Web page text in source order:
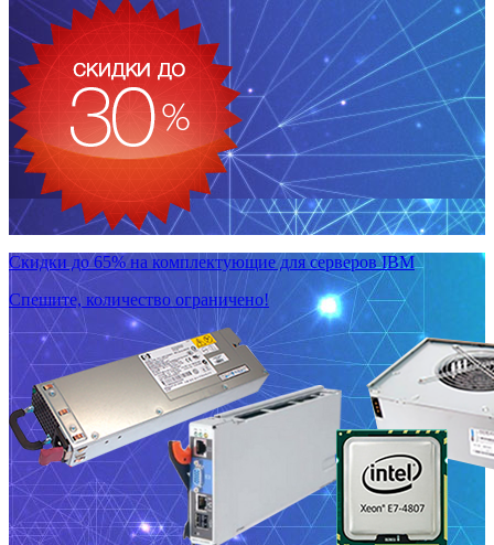
Скидки до 65% на комплектующие для серверов IBM
Спешите, количество ограничено!